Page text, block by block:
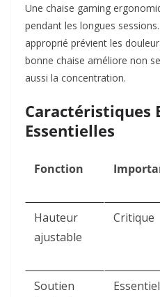
Une chaise gaming
pendant les longues
approprié prévient les
bonne chaise améliore non
aussi la concentration.​
Caractéristiques
Essentielles
Fonction
Hauteur
ajustable
Critique
Soutien
Essentiel